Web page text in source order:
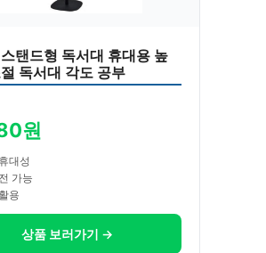
탠드형 독서대 휴대용 높
독서대 각도 공부
원
대성
가능
용
상품 보러가기 →